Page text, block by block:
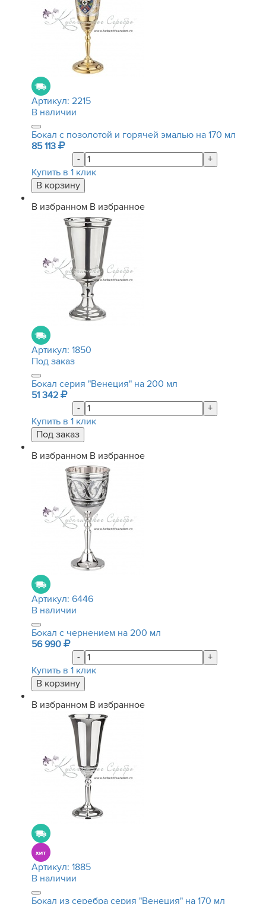
Артикул: 2215
В наличии
Бокал с позолотой и горячей эмалью на 170 мл
85 113
-
+
Купить в 1 клик
В избранном В избранное
Артикул: 1850
Под заказ
Бокал серия "Венеция" на 200 мл
51 342
-
+
Купить в 1 клик
В избранном В избранное
Артикул: 6446
В наличии
Бокал с чернением на 200 мл
56 990
-
+
Купить в 1 клик
В избранном В избранное
Артикул: 1885
В наличии
Бокал из серебра серия "Венеция" на 170 мл